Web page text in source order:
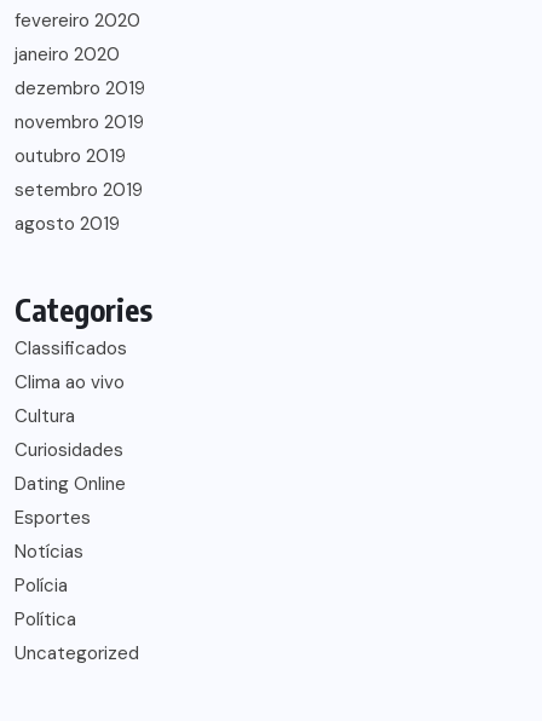
fevereiro 2020
janeiro 2020
dezembro 2019
novembro 2019
outubro 2019
setembro 2019
agosto 2019
Categories
Classificados
Clima ao vivo
Cultura
Curiosidades
Dating Online
Esportes
Notícias
Polícia
Política
Uncategorized